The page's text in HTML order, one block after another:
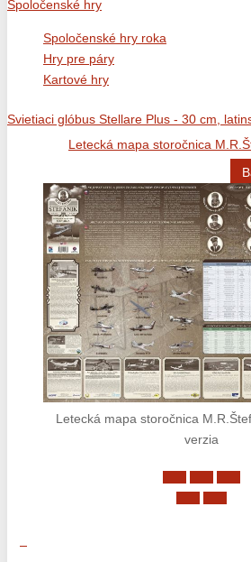
Spoločenské hry
Spoločenské hry roka
Hry pre páry
Kartové hry
Svietiaci glóbus Stellare Plus - 30 cm,
Letecká mapa storočnica
Letecká mapa storočnica
verzia